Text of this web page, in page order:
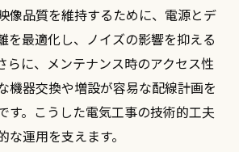
像品質を維持するために、電源とデ
を最適化し、ノイズの影響を抑える
らに、メンテナンス時のアクセス性
機器交換や増設が容易な配線計画を
す。こうした電気工事の技術的工夫
運用を支えます。